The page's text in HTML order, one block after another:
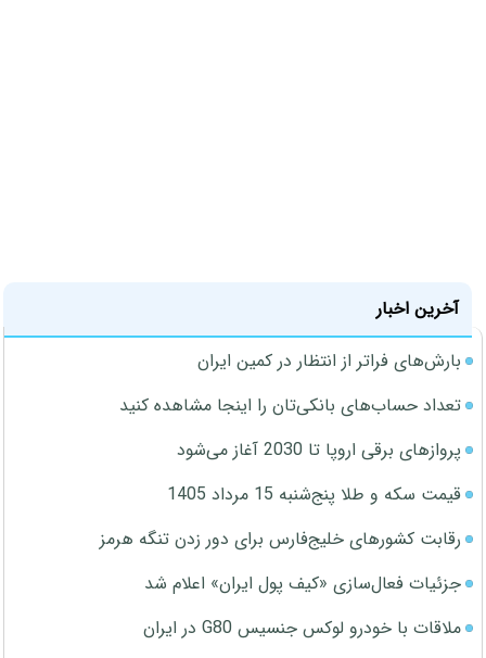
آخرین اخبار
بارش‌های فراتر از انتظار در کمین ایران
تعداد حساب‌های بانکی‌تان را اینجا مشاهده کنید
پروازهای برقی اروپا تا 2030 آغاز می‌شود
قیمت سکه و طلا پنج‌شنبه 15 مرداد 1405
رقابت کشورهای خلیج‌فارس برای دور زدن تنگه هرمز
جزئیات فعال‌سازی «کیف پول ایران» اعلام شد
ملاقات با خودرو لوکس جنسیس G80 در ایران